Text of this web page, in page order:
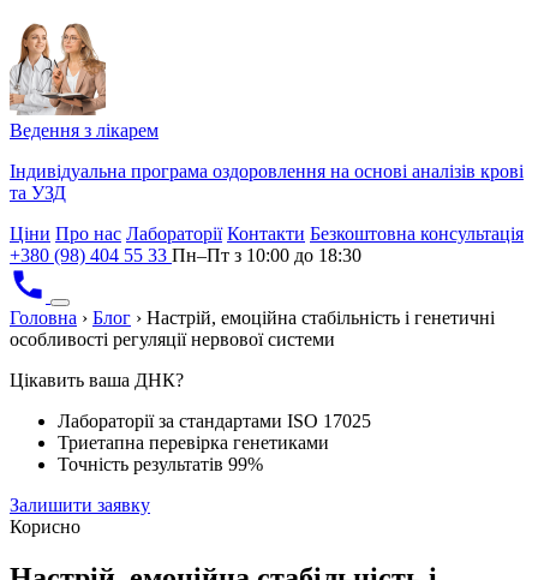
Ведення з лікарем
Індивідуальна програма оздоровлення на основі аналізів крові
та УЗД
Ціни Про нас Лабораторії Контакти Безкоштовна консультація
+380 (98) 404 55 33 Пн–Пт з 10:00 до 18:30
Головна › Блог › Настрій, емоційна стабільність і генетичні
особливості регуляції нервової системи
Цікавить ваша ДНК?
Лабораторії за стандартами ISO 17025
Триетапна перевірка генетиками
Точність результатів 99%
Залишити заявку
Корисно